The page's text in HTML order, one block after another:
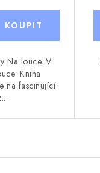
Na louce. V
Kniha
na fascinující